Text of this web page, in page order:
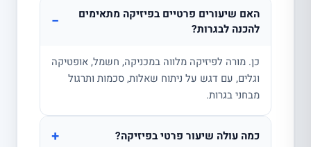
האם שיעורים פרטיים בפיזיקה מתאימים
להכנה לבגרות?
−
כן. מורה לפיזיקה מלווה במכניקה, חשמל, אופטיקה
וגלים, עם דגש על ניתוח שאלות, סכמות ותרגול
מבחני בגרות.
כמה עולה שיעור פרטי בפיזיקה? +